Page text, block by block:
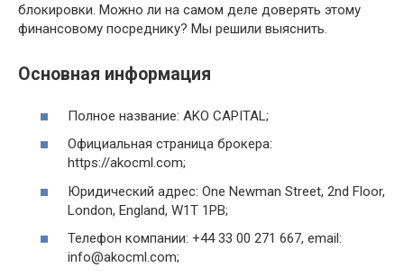
блокировки. Можно ли на самом деле доверять этому
финансовому посреднику? Мы решили выяснить.
Основная информация
Полное название: AKO CAPITAL;
Официальная страница брокера:
https://akocml.com;
Юридический адрес: One Newman Street, 2nd Floor,
London, England, W1T 1PB;
Телефон компании: +44 33 00 271 667, email:
info@akocml.com;